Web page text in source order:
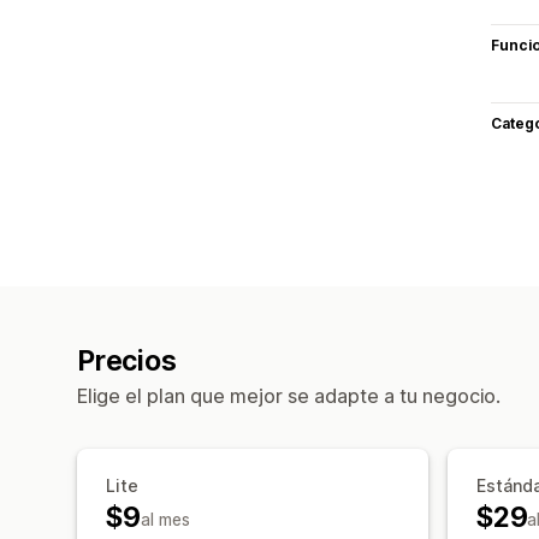
Precios
Elige el plan que mejor se adapte a tu negocio.
Lite
$9al mes $29